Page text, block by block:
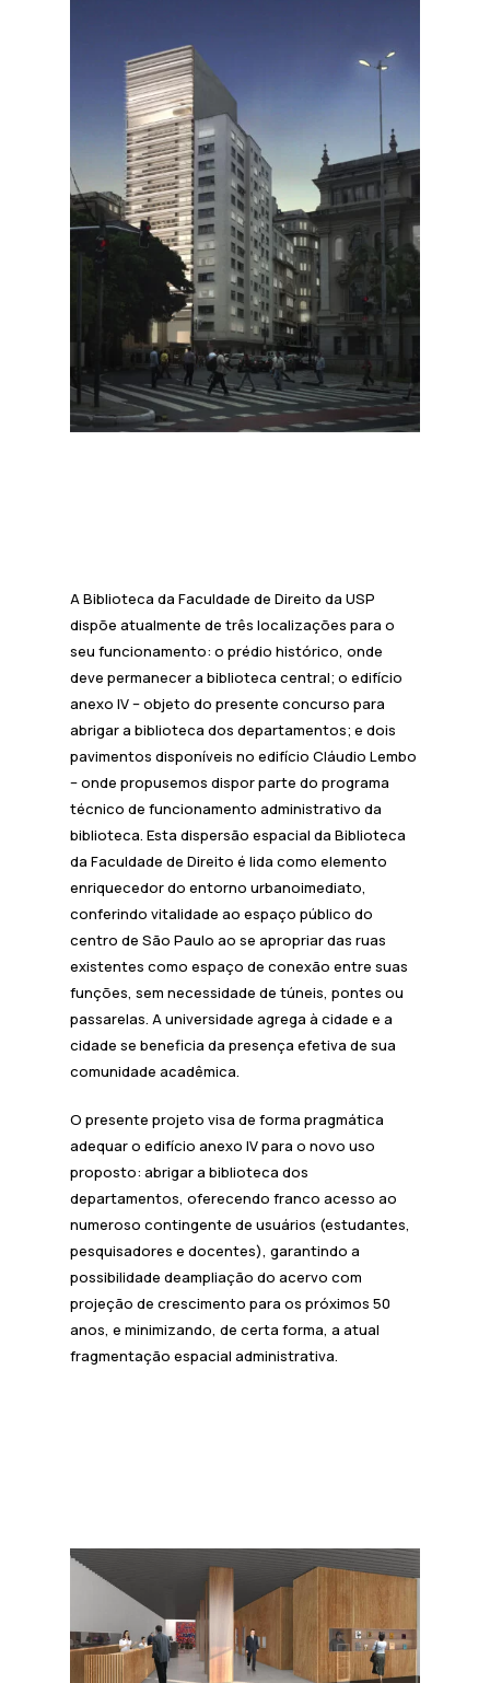
A Biblioteca da Faculdade de Direito da USP
dispõe atualmente de três localizações para o
seu funcionamento: o prédio histórico, onde
deve permanecer a biblioteca central; o edifício
anexo IV – objeto do presente concurso para
abrigar a biblioteca dos departamentos; e dois
pavimentos disponíveis no edifício Cláudio Lembo
– onde propusemos dispor parte do programa
técnico de funcionamento administrativo da
biblioteca. Esta dispersão espacial da Biblioteca
da Faculdade de Direito é lida como elemento
enriquecedor do entorno urbanoimediato,
conferindo vitalidade ao espaço público do
centro de São Paulo ao se apropriar das ruas
existentes como espaço de conexão entre suas
funções, sem necessidade de túneis, pontes ou
passarelas. A universidade agrega à cidade e a
cidade se beneficia da presença efetiva de sua
comunidade acadêmica.
O presente projeto visa de forma pragmática
adequar o edifício anexo IV para o novo uso
proposto: abrigar a biblioteca dos
departamentos, oferecendo franco acesso ao
numeroso contingente de usuários (estudantes,
pesquisadores e docentes), garantindo a
possibilidade deampliação do acervo com
projeção de crescimento para os próximos 50
anos, e minimizando, de certa forma, a atual
fragmentação espacial administrativa.